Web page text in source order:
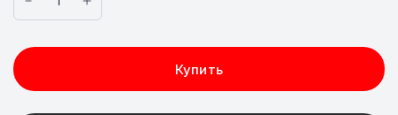
Купить